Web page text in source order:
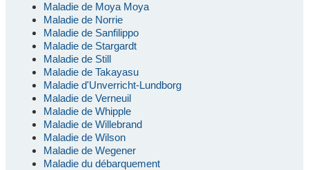
Maladie de Moya Moya
Maladie de Norrie
Maladie de Sanfilippo
Maladie de Stargardt
Maladie de Still
Maladie de Takayasu
Maladie d'Unverricht-Lundborg
Maladie de Verneuil
Maladie de Whipple
Maladie de Willebrand
Maladie de Wilson
Maladie de Wegener
Maladie du débarquement